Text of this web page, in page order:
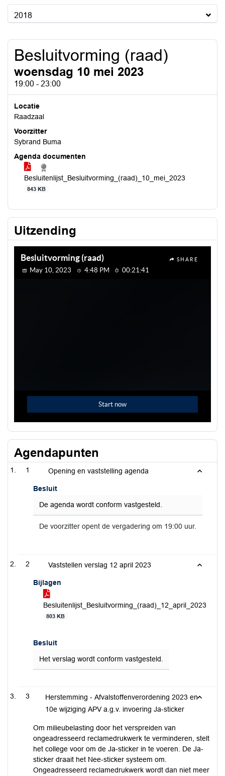
2018
Besluitvorming (raad)
woensdag 10 mei 2023
19:00 - 23:00
Locatie
Raadzaal
Voorzitter
Sybrand Buma
Agenda documenten
Besluitenlijst_Besluitvorming_(raad)_10_mei_2023
843 KB
Uitzending
Agendapunten
1 Opening en vaststelling agenda
Besluit
De agenda wordt conform vastgesteld.
De voorzitter opent de vergadering om 19:00 uur.
2 Vaststellen verslag 12 april 2023
Bijlagen
Besluitenlijst_Besluitvorming_(raad)_12_april_2023
803 KB
Besluit
Het verslag wordt conform vastgesteld.
3
Herstemming - Afvalstoffenverordening 2023 en
10e wijziging APV a.g.v. invoering Ja-sticker
Om milieubelasting door het verspreiden van
ongeadresseerd reclamedrukwerk te verminderen, stelt
het college voor om de Ja-sticker in te voeren. De Ja-
sticker draait het Nee-sticker systeem om.
Ongeadresseerd reclamedrukwerk wordt dan niet meer